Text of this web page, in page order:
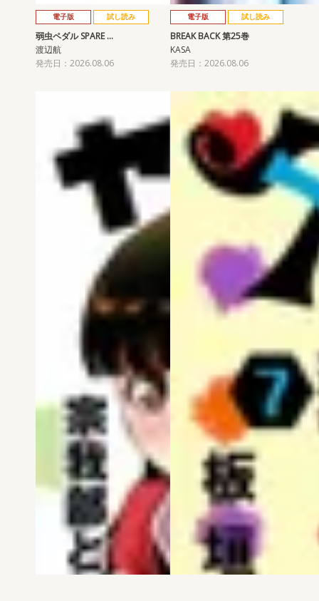
電子版 試し読み
弱虫ペダル SPARE …
渡辺航
発売日：2026.08.06
電子版 試し読み
BREAK BACK 第25巻
KASA
発売日：2026.08.06